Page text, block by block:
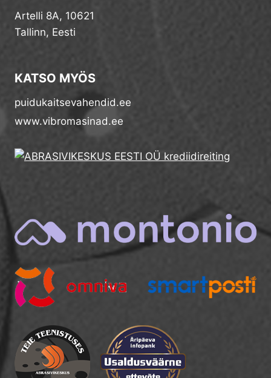
Artelli 8A, 10621
Tallinn, Eesti
KATSO MYÖS
puidukaitsevahendid.ee
www.vibromasinad.ee